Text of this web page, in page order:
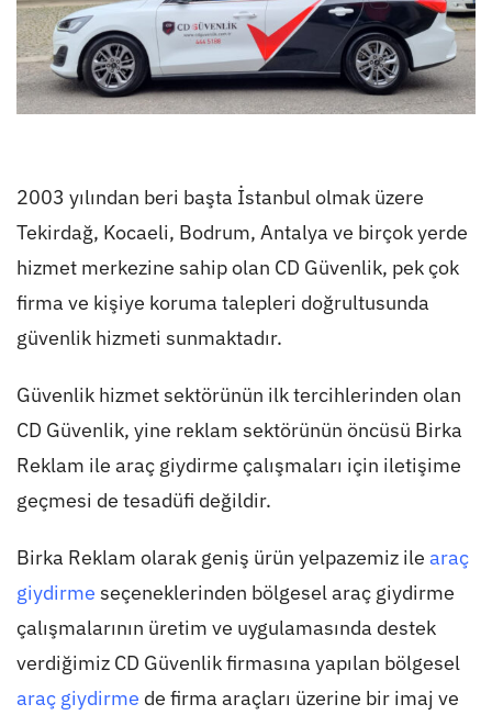
2003 yılından beri başta İstanbul olmak üzere
Tekirdağ, Kocaeli, Bodrum, Antalya ve birçok yerde
hizmet merkezine sahip olan CD Güvenlik, pek çok
firma ve kişiye koruma talepleri doğrultusunda
güvenlik hizmeti sunmaktadır.
Güvenlik hizmet sektörünün ilk tercihlerinden olan
CD Güvenlik, yine reklam sektörünün öncüsü Birka
Reklam ile araç giydirme çalışmaları için iletişime
geçmesi de tesadüfi değildir.
Birka Reklam olarak geniş ürün yelpazemiz ile araç
giydirme seçeneklerinden bölgesel araç giydirme
çalışmalarının üretim ve uygulamasında destek
verdiğimiz CD Güvenlik firmasına yapılan bölgesel
araç giydirme de firma araçları üzerine bir imaj ve